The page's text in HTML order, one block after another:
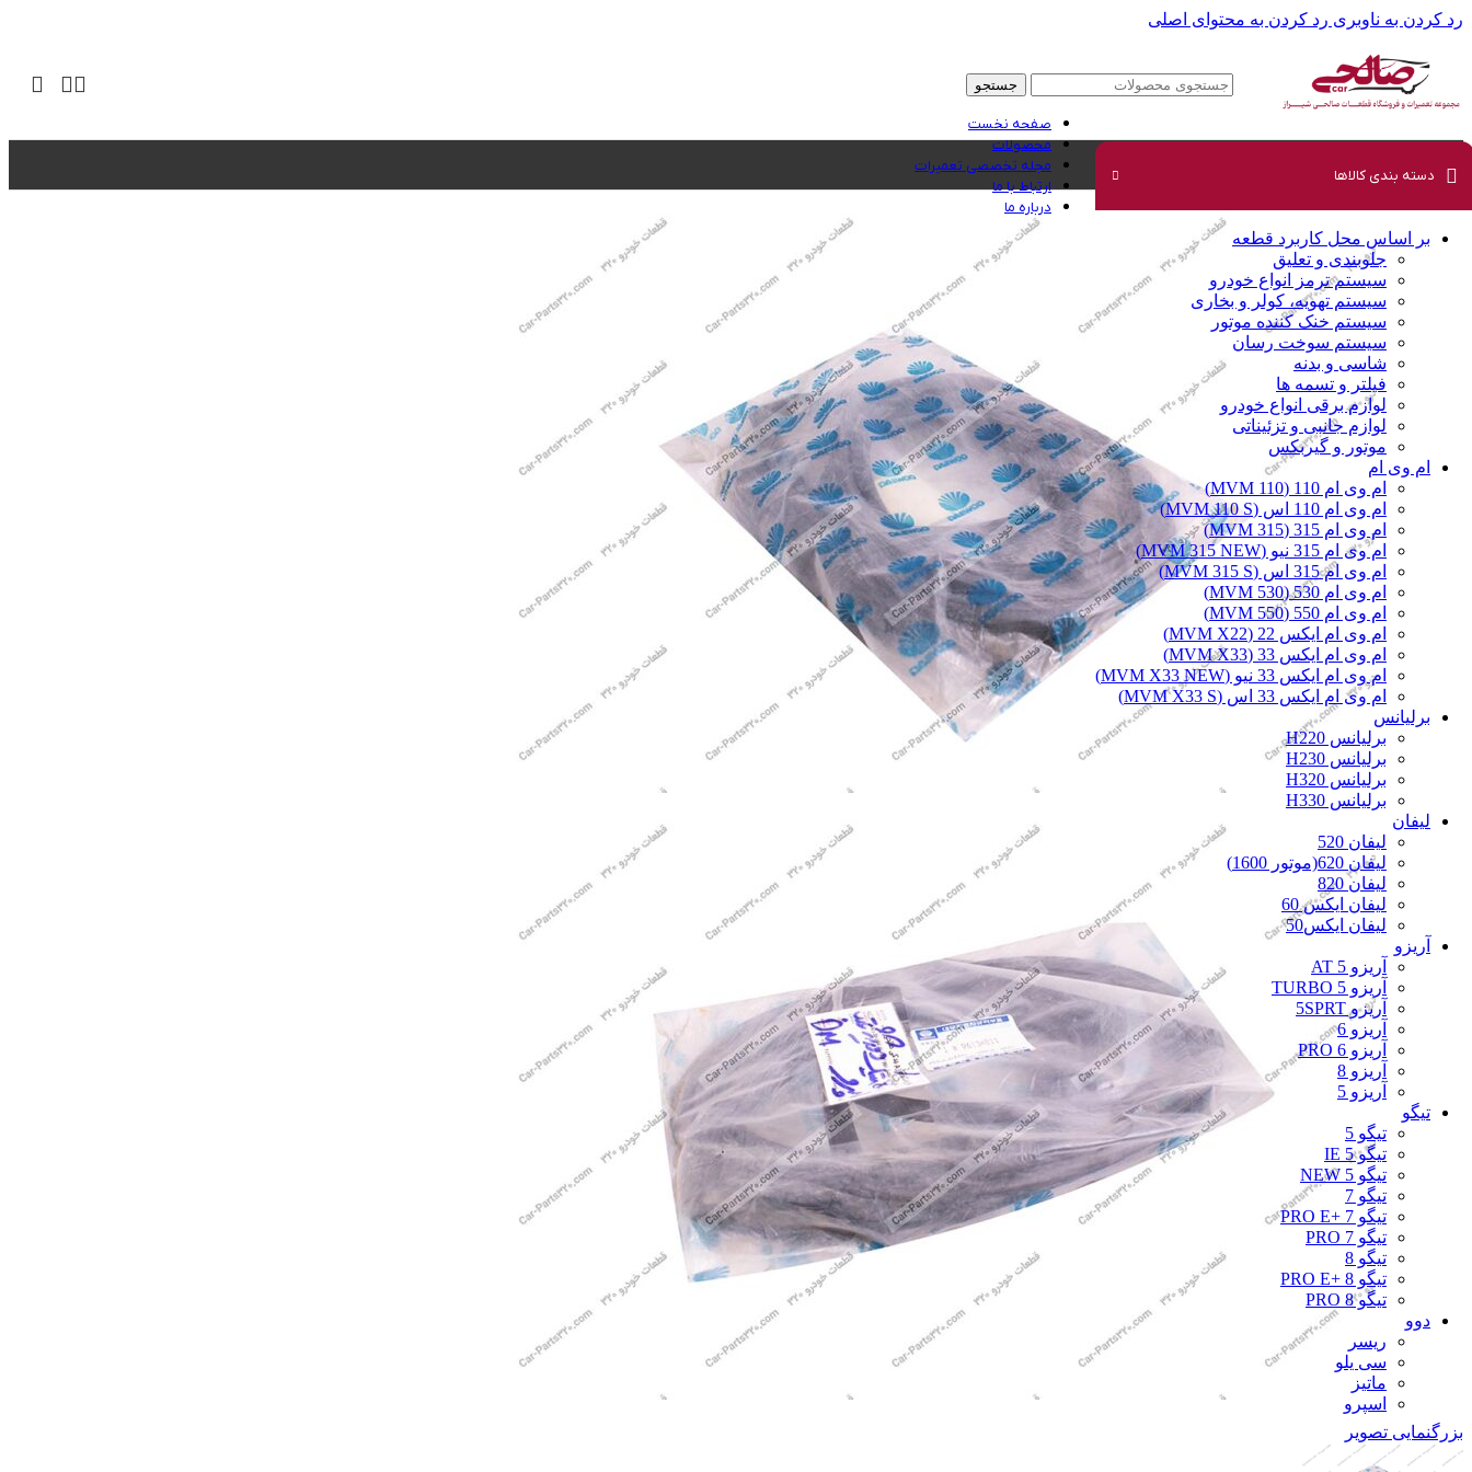
رد کردن به ناوبری رد کردن به محتوای اصلی
جستجو
دسته بندی کالاها
بر اساس محل کاربرد قطعه
جلوبندی و تعلیق
سیستم ترمز انواع خودرو
سیستم تهویه، کولر و بخاری
سیستم خنک کننده موتور
سیستم سوخت رسان
شاسی و بدنه
فیلتر و تسمه ها
لوازم برقی انواع خودرو
لوازم جانبی و تزئیناتی
موتور و گیربکس
ام وی ام
ام وی ام 110 (MVM 110)
ام وی ام 110 اس (MVM 110 S)
ام وی ام 315 (MVM 315)
ام وی ام 315 نیو (MVM 315 NEW)
ام وی ام 315 اس (MVM 315 S)
ام وی ام 530 (MVM 530)
ام وی ام 550 (MVM 550)
ام وی ام ایکس 22 (MVM X22)
ام وی ام ایکس 33 (MVM X33)
ام وی ام ایکس 33 نیو (MVM X33 NEW)
ام وی ام ایکس 33 اس (MVM X33 S)
برلیانس
برلیانس H220
برلیانس H230
برلیانس H320
برلیانس H330
لیفان
لیفان 520
لیفان 620(موتور 1600)
لیفان 820
لیفان ایکس 60
لیفان ایکس50
آریزو
آریزو 5 AT
آریزو 5 TURBO
آریزو 5SPRT
آریزو 6
آریزو 6 PRO
آریزو 8
آریزو 5
تیگو
تیگو 5
تیگو 5 IE
تیگو 5 NEW
تیگو 7
تیگو 7 +PRO E
تیگو 7 PRO
تیگو 8
تیگو 8 +PRO E
تیگو 8 PRO
دوو
ریسر
سی یلو
ماتیز
اسپرو
صفحه نخست
محصولات
مجله تخصصی تعمیرات
ارتباط با ما
درباره ما
بزرگنمایی تصویر